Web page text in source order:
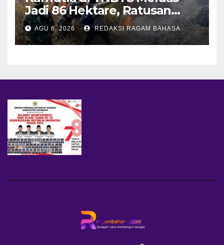
Jadi 86 Hektare, Ratusan
Personel Berjibaku Cegah
Api Merembet
AGU 6, 2026 REDAKSI RAGAM BAHASA